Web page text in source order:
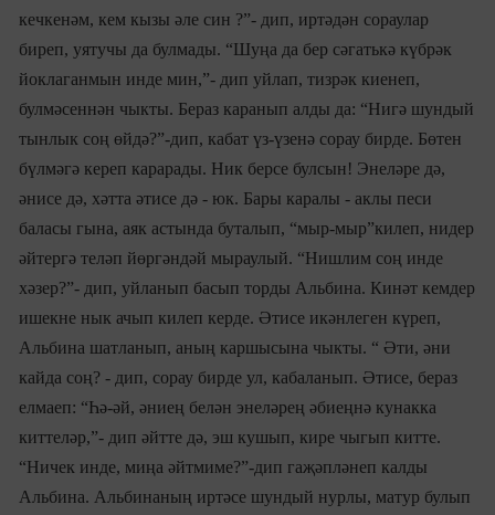
кечкенәм, кем кызы әле син ?”- дип, иртәдән сораулар
биреп, уятучы да булмады. “Шуңа да бер сәгатькә күбрәк
йоклаганмын инде мин,”- дип уйлап, тизрәк киенеп,
булмәсеннән чыкты. Бераз каранып алды да: “Нигә шундый
тынлык соң өйдә?”-дип, кабат үз-үзенә сорау бирде. Бөтен
бүлмәгә кереп карарады. Ник берсе булсын! Энеләре дә,
әнисе дә, хәтта әтисе дә - юк. Бары каралы - аклы песи
баласы гына, аяк астында буталып, “мыр-мыр”килеп, нидер
әйтергә теләп йөргәндәй мыраулый. “Нишлим соң инде
хәзер?”- дип, уйланып басып торды Альбина. Кинәт кемдер
ишекне нык ачып килеп керде. Әтисе икәнлеген күреп,
Альбина шатланып, аның каршысына чыкты. “ Әти, әни
кайда соң? - дип, сорау бирде ул, кабаланып. Әтисе, бераз
елмаеп: “Һә-әй, әниең белән энеләрең әбиеңнә кунакка
киттеләр,”- дип әйтте дә, эш кушып, кире чыгып китте.
“Ничек инде, миңа әйтмиме?”-дип гаҗәпләнеп калды
Альбина. Альбинаның иртәсе шундый нурлы, матур булып